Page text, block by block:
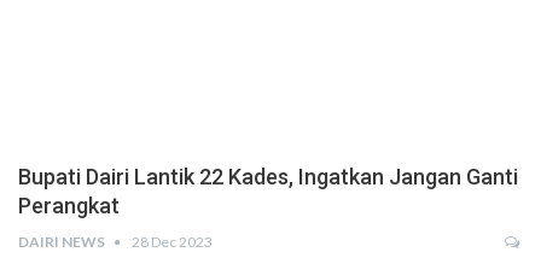
Bupati Dairi Lantik 22 Kades, Ingatkan Jangan Ganti
Perangkat
DAIRI NEWS 28 Dec 2023